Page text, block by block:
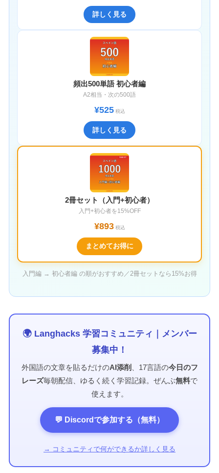
詳しく見る
頻出500単語 初心者編
A2相当・次の500語
¥525税込
詳しく見る
2冊セット（入門+初心者）
入門+初心者を15%OFF
¥893税込
まとめてお得に
入門編 → 初心者編 の順がおすすめ／2冊セットなら15%お得
🌍 Langhacks 学習コミュニティ｜メンバー
募集中！
外国語の文章を貼るだけのAI添削 、17言語の今日のフ
レーズ毎朝配信、ゆるく続く学習記録。ぜんぶ無料で
使えます。
💬 Discordで参加する（無料）
→ コミュニティで何ができるか詳しく見る